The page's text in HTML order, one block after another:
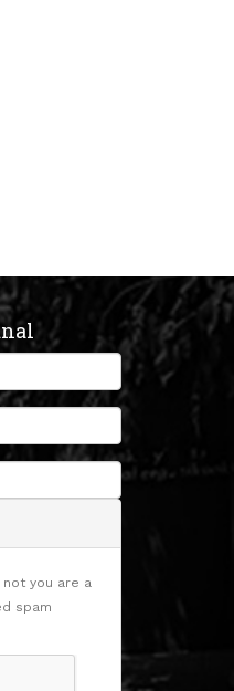
you are a
spam